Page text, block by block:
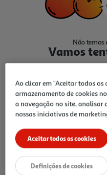
Não temos
Vamos
Ir para Homepage
Ao clicar em "Aceitar todos os
armazenamento de cookies
a navegação no site, analisar
nossas iniciativas de
Aceitar todos os cookies
Definições de cookies